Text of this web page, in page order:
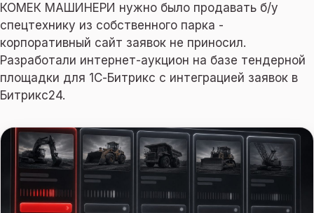
КОМЕК МАШИНЕРИ нужно было продавать б/у
спецтехнику из собственного парка -
корпоративный сайт заявок не приносил.
Разработали интернет-аукцион на базе тендерной
площадки для 1С-Битрикс с интеграцией заявок в
Битрикс24.